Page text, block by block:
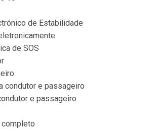
de Estabilidade
de SOS
condutor e passageiro
e passageiro